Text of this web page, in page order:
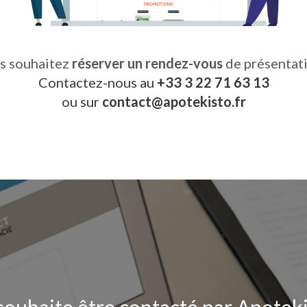
souhaitez réserver un rendez-vous de
Contactez-nous au +33 3 22 71 63 13
ou sur contact@apotekisto.fr